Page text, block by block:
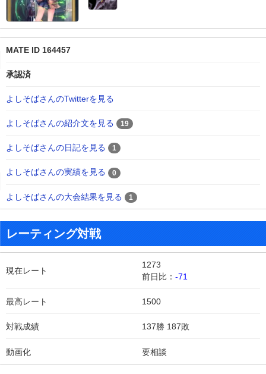
MATE ID 164457
承認済
よしそばさんのTwitterを見る
よしそばさんの紹介文を見る 19
よしそばさんの日記を見る 1
よしそばさんの実績を見る 0
よしそばさんの大会結果を見る 1
レーティング対戦
現在レート
1273
前日比： -71
最高レート 1500
対戦成績 137勝 187敗
動画化 要相談